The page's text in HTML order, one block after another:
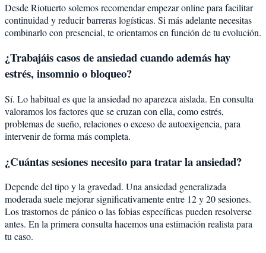
Desde Riotuerto solemos recomendar empezar online para facilitar
continuidad y reducir barreras logísticas. Si más adelante necesitas
combinarlo con presencial, te orientamos en función de tu evolución.
¿Trabajáis casos de ansiedad cuando además hay
estrés, insomnio o bloqueo?
Sí. Lo habitual es que la ansiedad no aparezca aislada. En consulta
valoramos los factores que se cruzan con ella, como estrés,
problemas de sueño, relaciones o exceso de autoexigencia, para
intervenir de forma más completa.
¿Cuántas sesiones necesito para tratar la ansiedad?
Depende del tipo y la gravedad. Una ansiedad generalizada
moderada suele mejorar significativamente entre 12 y 20 sesiones.
Los trastornos de pánico o las fobias específicas pueden resolverse
antes. En la primera consulta hacemos una estimación realista para
tu caso.